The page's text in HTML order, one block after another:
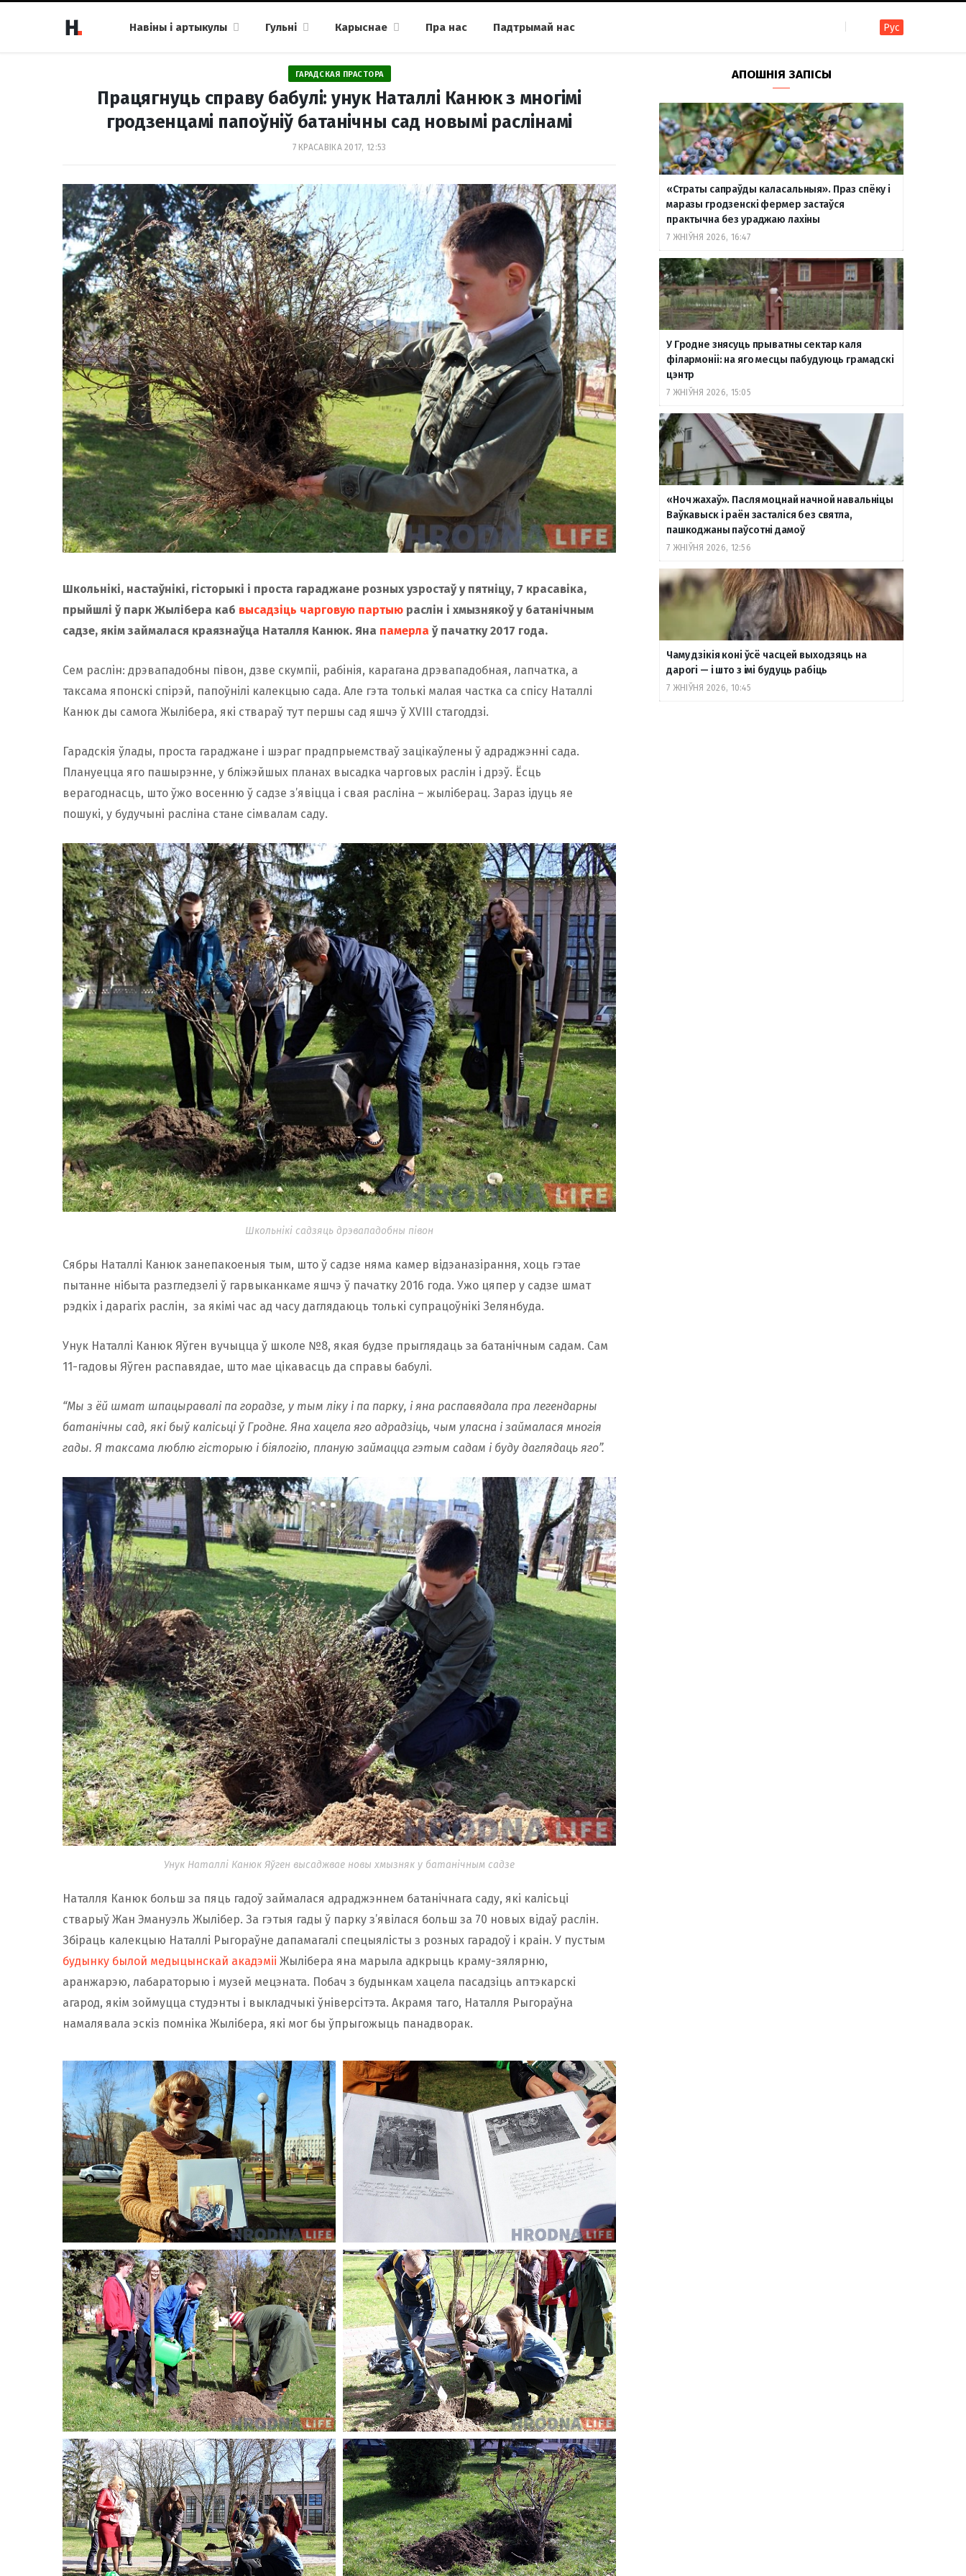
Навіны і артыкулы Гульні Карыснае Пра нас
Падтрымай нас
F
a
c
e
o
I
n
s
t
g
m
T
e
l
e
r
a
R
S
S
Y
o
u
T
b
В
к
о
н
а
к
е
Рус
ГАРАДСКАЯ ПРАСТОРА
Працягнуць справу бабулі: унук Наталлі Канюк з многімi
гродзенцамі папоўніў батанічны сад новымі раслінамі
7 КРАСАВІКА 2017, 12:53
Школьнікі, настаўнікі, гісторыкі і проста гараджане розных узростаў у пятніцу, 7 красавіка,
прыйшлі ў парк Жылібера каб высадзіць чарговую партыю раслін і хмызнякоў у батанічным
садзе, якім займалася краязнаўца Наталля Канюк. Яна памерла ў пачатку 2017 года.
Сем раслін: дрэвападобны півон, дзве скумпii, рабiнiя, карагана дрэвападобная, лапчатка, а
таксама японскi cпірэй, папоўнілі калекцыю сада. Але гэта толькі малая частка са спісу Наталлі
Канюк ды самога Жылібера, які ствараў тут першы сад яшчэ ў XVIII стагоддзі.
Гарадскія ўлады, проста гараджане і шэраг прадпрыемстваў зацікаўлены ў адраджэнні сада.
Плануецца яго пашырэнне, у бліжэйшых планах высадка чарговых раслін і дрэў. Ёсць
верагоднасць, што ўжо восенню ў садзе з’явіцца і свая расліна – жылiберац. Зараз ідуць яе
пошукі, у будучыні расліна стане сімвалам саду.
Школьнікі садзяць дрэвападобны півон
Сябры Наталлі Канюк занепакоеныя тым, што ў садзе няма камер відэаназірання, хоць гэтае
пытанне нібыта разгледзелі ў гарвыканкаме яшчэ ў пачатку 2016 года. Ужо цяпер у садзе шмат
рэдкіх і дарагіх раслін, за якімі час ад часу даглядаюць толькi супрацоўнікі Зелянбуда.
Унук Наталлі Канюк Яўген вучыцца ў школе №8, якая будзе прыглядаць за батанічным садам. Сам
11-гадовы Яўген распавядае, што мае цікавасць да справы бабулі.
“Мы з ёй шмат шпацыравалі па горадзе, у тым ліку і па парку, і яна распавядала пра легендарны
батанічны сад, які быў калісьцi ў Гродне. Яна хацела яго адрадзіць, чым уласна і займалася многiя
гады. Я таксама люблю гісторыю і біялогію, планую займацца гэтым садам і буду даглядаць яго”.
Унук Наталлі Канюк Яўген высаджвае новы хмызняк у батанічным садзе
Наталля Канюк больш за пяць гадоў займалася адраджэннем батанічнага саду, які калісьці
стварыў Жан Эмануэль Жылібер. За гэтыя гады ў парку з’явілася больш за 70 новых відаў раслін.
Збіраць калекцыю Наталлі Рыгораўне дапамагалі спецыялісты з розных гарадоў і краін. У пустым
будынку былой медыцынскай акадэміі Жылібера яна марыла адкрыць краму-зялярню,
аранжарэю, лабараторыю і музей мецэната. Побач з будынкам хацела пасадзіць аптэкарскі
агарод, якім зоймуцца студэнты і выкладчыкі ўніверсітэта. Акрамя таго, Наталля Рыгораўна
намалявала эскіз помніка Жылібера, які мог бы ўпрыгожыць панадворак.
АПОШНІЯ ЗАПІСЫ
«Страты сапраўды каласальныя». Праз спёку і
маразы гродзенскі фермер застаўся
практычна без ураджаю лахіны
7 ЖНІЎНЯ 2026, 16:47
У Гродне знясуць прыватны сектар каля
філармоніі: на яго месцы пабудуюць грамадскі
цэнтр
7 ЖНІЎНЯ 2026, 15:05
«Ноч жахаў». Пасля моцнай начной навальніцы
Ваўкавыск і раён засталіся без святла,
пашкоджаны паўсотні дамоў
7 ЖНІЎНЯ 2026, 12:56
Чаму дзікія коні ўсё часцей выходзяць на
дарогі — і што з імі будуць рабіць
7 ЖНІЎНЯ 2026, 10:45